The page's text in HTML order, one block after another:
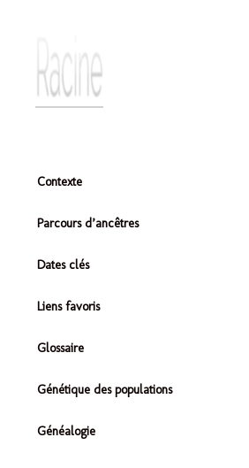
Contexte
Parcours d’ancêtres
Dates clés
Liens favoris
Glossaire
Génétique des populations
Généalogie